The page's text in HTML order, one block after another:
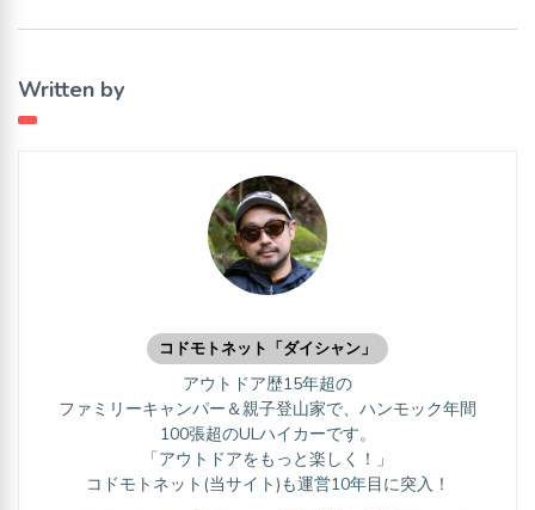
Written by
コドモトネット「ダイシャン」
アウトドア歴15年超の
ファミリーキャンパー＆親子登山家で、ハンモック年間
100張超のULハイカーです。
「アウトドアをもっと楽しく！」
コドモトネット(当サイト)も運営10年目に突入！